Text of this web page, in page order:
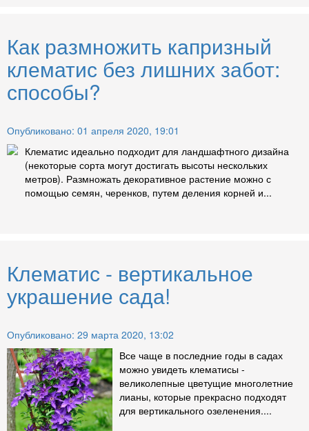
Как размножить капризный
клематис без лишних забот:
способы?
Опубликовано: 01 апреля 2020, 19:01
Клематис идеально подходит для ландшафтного дизайна
(некоторые сорта могут достигать высоты нескольких
метров). Размножать декоративное растение можно с
помощью семян, черенков, путем деления корней и...
Клематис - вертикальное
украшение сада!
Опубликовано: 29 марта 2020, 13:02
Все чаще в последние годы в садах
можно увидеть клематисы -
великолепные цветущие многолетние
лианы, которые прекрасно подходят
для вертикального озеленения....